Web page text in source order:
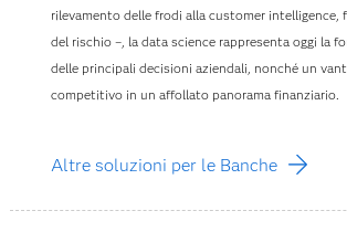
rilevamento delle frodi alla customer intelligence,
del rischio –, la data science rappresenta oggi la
delle principali decisioni aziendali, nonché un
competitivo in un affollato panorama finanziario.
Altre soluzioni per le Banche